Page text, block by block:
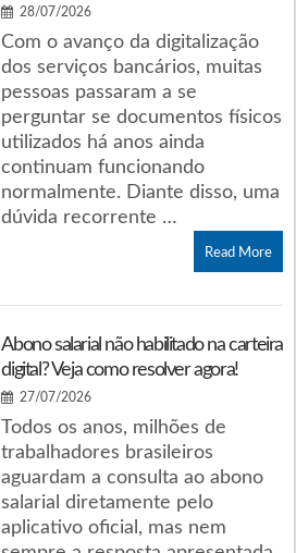
28/07/2026
Com o avanço da digitalização
dos serviços bancários, muitas
pessoas passaram a se
perguntar se documentos físicos
utilizados há anos ainda
continuam funcionando
normalmente. Diante disso, uma
dúvida recorrente …
Read More
Abono salarial não habilitado na carteira
digital? Veja como resolver agora!
27/07/2026
Todos os anos, milhões de
trabalhadores brasileiros
aguardam a consulta ao abono
salarial diretamente pelo
aplicativo oficial, mas nem